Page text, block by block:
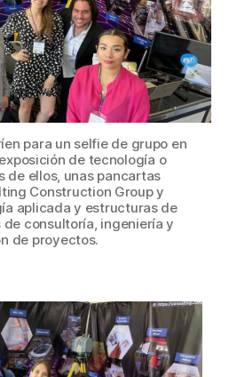
para un selfie de grupo en
de tecnología o
de ellos, unas pancartas
Construction Group y
aplicada y estructuras de
consultoría, ingeniería y
de proyectos.